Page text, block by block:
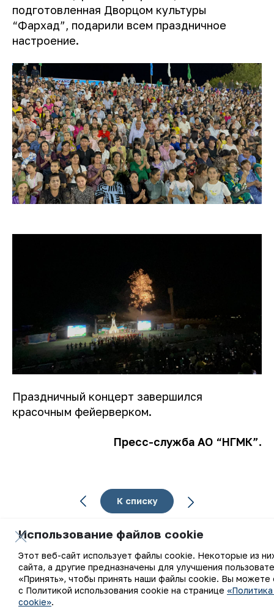
подготовленная Дворцом культуры
“Фархад”, подарили всем праздничное
настроение.
Праздничный концерт завершился
красочным фейерверком.
Пресс-служба АО “НГМК”.
К списку
Ваш email
Использование файлов cookie
Этот веб-сайт использует файлы cookie. Некоторые из
сайта, а другие предназначены для улучшения
«Принять», чтобы принять наши файлы cookie. Вы можете
с Политикой использования cookie на странице
cookie».